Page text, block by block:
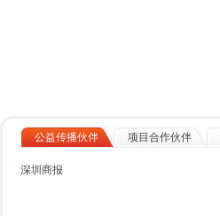
公益传播伙伴 项目合作伙伴
深圳商报